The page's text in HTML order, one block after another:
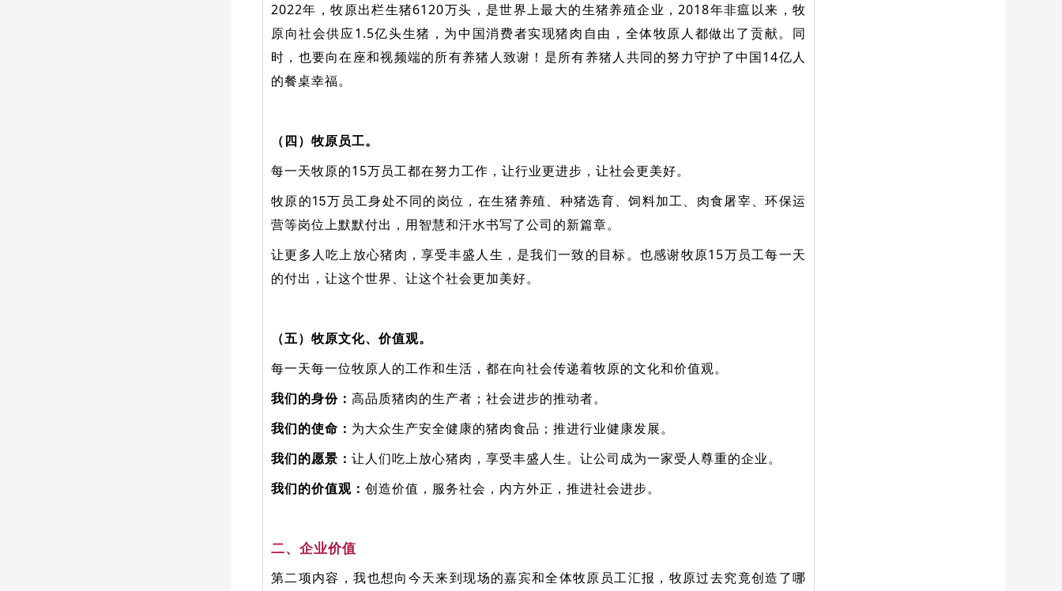
2022年，牧原出栏生猪6120万头，是世界上最大的生猪养殖企业，2018年非瘟以来，牧
原向社会供应1.5亿头生猪，为中国消费者实现猪肉自由，全体牧原人都做出了贡献。同
时，也要向在座和视频端的所有养猪人致谢！是所有养猪人共同的努力守护了中国14亿人
的餐桌幸福。
（四）牧原员工。
每一天牧原的15万员工都在努力工作，让行业更进步，让社会更美好。
牧原的15万员工身处不同的岗位，在生猪养殖、种猪选育、饲料加工、肉食屠宰、环保运
营等岗位上默默付出，用智慧和汗水书写了公司的新篇章。
让更多人吃上放心猪肉，享受丰盛人生，是我们一致的目标。也感谢牧原15万员工每一天
的付出，让这个世界、让这个社会更加美好。
（五）牧原文化、价值观。
每一天每一位牧原人的工作和生活，都在向社会传递着牧原的文化和价值观。
我们的身份： 高品质猪肉的生产者；社会进步的推动者。
我们的使命： 为大众生产安全健康的猪肉食品；推进行业健康发展。
我们的愿景： 让人们吃上放心猪肉，享受丰盛人生。让公司成为一家受人尊重的企业。
我们的价值观： 创造价值，服务社会，内方外正，推进社会进步。
二、企业价值
第二项内容，我也想向今天来到现场的嘉宾和全体牧原员工汇报，牧原过去究竟创造了哪